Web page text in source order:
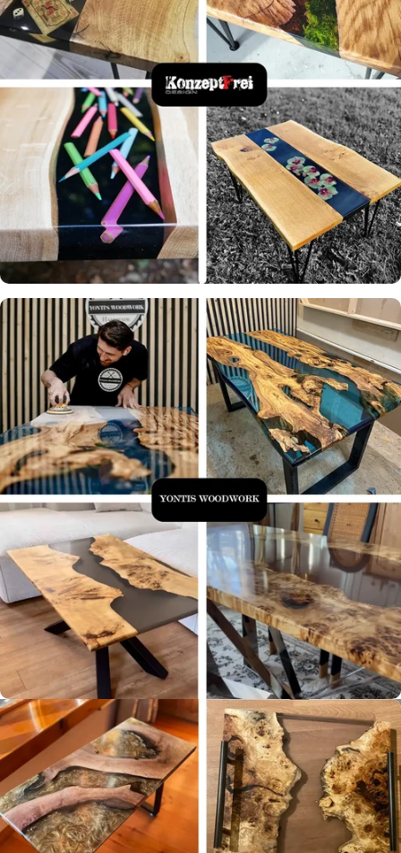
Konzeptfrei
Yontis Woodwork